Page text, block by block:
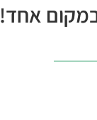
במקום אחד!